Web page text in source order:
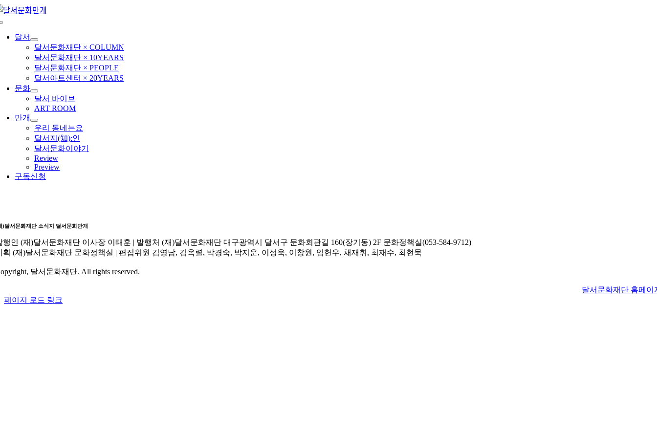
콘
로
달서
달서문화재단 × COLUMN
달서문화재단 × 10YEARS
달서문화재단 × PEOPLE
달서아트센터 × 20YEARS
문화
달서 바이브
ART ROOM
만개
우리 동네는요
달서지(知):인
달서문화이야기
Review
Preview
구독신청
)달서문화재단 소식지 달서문화만개
행인 (재)달서문화재단 이사장 이태훈 | 발행처 (재)달서문화재단 대구광역시 달서구 문화회관길 160(장기동) 2F 문화정책실(053-584-9712)
획 (재)달서문화재단 문화정책실 | 편집위원 김영남, 김옥렬, 박경숙, 박지운, 이성욱, 이창원, 임헌우, 채재휘, 최재수, 최현묵
달서문화재단. All rights reserved.
달서문화재단 홈페이
페이지 로드 링크